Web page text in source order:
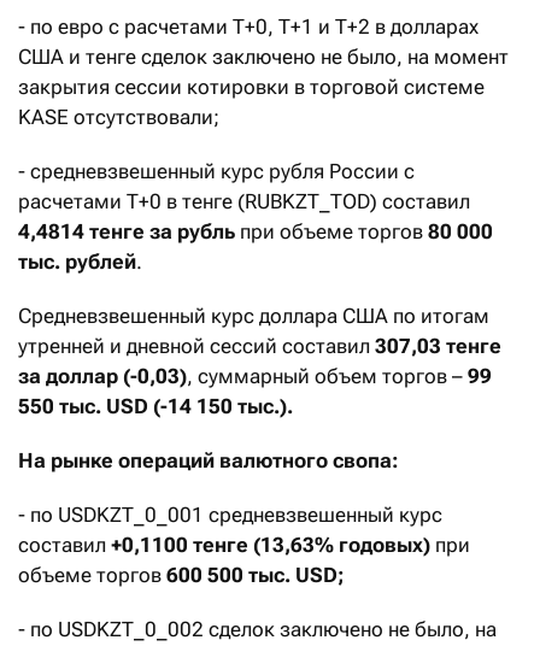
- по евро с расчетами Т+0, T+1 и T+2 в долларах
США и тенге сделок заключено не было, на момент
закрытия сессии котировки в торговой системе
KASE отсутствовали;
- средневзвешенный курс рубля России с
расчетами T+0 в тенге (RUBKZT_TOD) составил
4,4814 тенге за рубль при объеме торгов 80 000
тыс. рублей.
Средневзвешенный курс доллара США по итогам
утренней и дневной сессий составил 307,03 тенге
за доллар (-0,03), суммарный объем торгов – 99
550 тыс. USD (-14 150 тыс.).
На рынке операций валютного свопа:
- по USDKZT_0_001 средневзвешенный курс
составил +0,1100 тенге (13,63% годовых) при
объеме торгов 600 500 тыс. USD;
- по USDKZT_0_002 сделок заключено не было, на